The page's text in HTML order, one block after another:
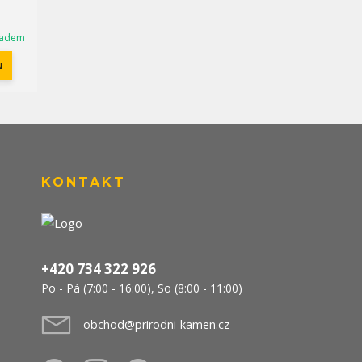
KONTAKT
+420 734 322 926
Po - Pá (7:00 - 16:00), So (8:00 - 11:00)
obchod@prirodni-kamen.cz